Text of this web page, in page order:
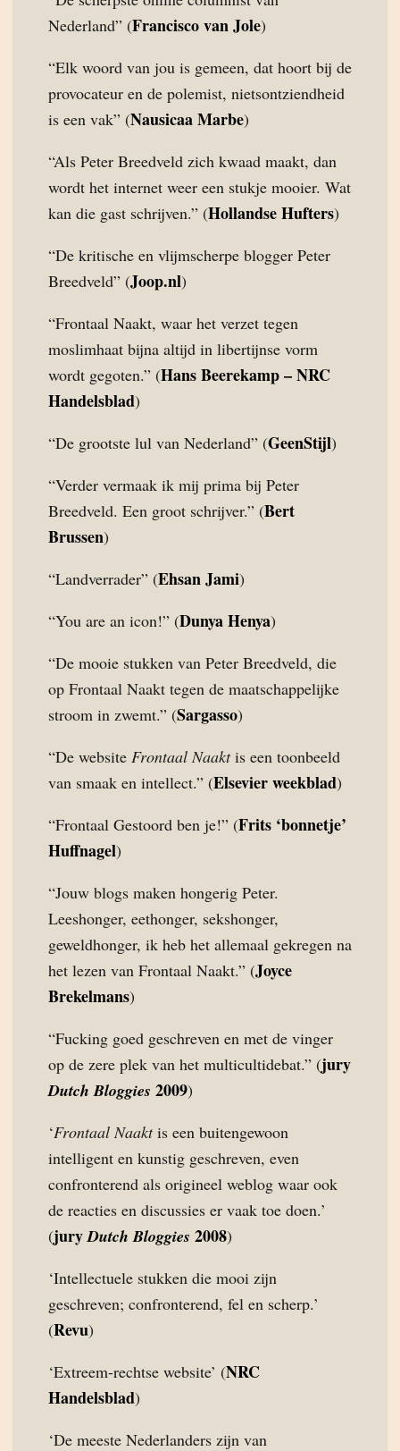
Nederland” (Francisco van Jole)
“Elk woord van jou is gemeen, dat hoort bij de
provocateur en de polemist, nietsontziendheid
is een vak” (Nausicaa Marbe)
“Als Peter Breedveld zich kwaad maakt, dan
wordt het internet weer een stukje mooier. Wat
kan die gast schrijven.” (Hollandse Hufters)
“De kritische en vlijmscherpe blogger Peter
Breedveld” (Joop.nl)
“Frontaal Naakt, waar het verzet tegen
moslimhaat bijna altijd in libertijnse vorm
wordt gegoten.” (Hans Beerekamp – NRC
Handelsblad)
“De grootste lul van Nederland” (GeenStijl)
“Verder vermaak ik mij prima bij Peter
Breedveld. Een groot schrijver.” (Bert
Brussen)
“Landverrader” (Ehsan Jami)
“You are an icon!” (Dunya Henya)
“De mooie stukken van Peter Breedveld, die
op Frontaal Naakt tegen de maatschappelijke
stroom in zwemt.” (Sargasso)
“De website Frontaal Naaktis een toonbeeld
van smaak en intellect.” (Elsevier weekblad)
“Frontaal Gestoord ben je!” (Frits ‘bonnetje’
Huffnagel)
“Jouw blogs maken hongerig Peter.
Leeshonger, eethonger, sekshonger,
geweldhonger, ik heb het allemaal gekregen na
het lezen van Frontaal Naakt.” (Joyce
Brekelmans)
“Fucking goed geschreven en met de vinger
op de zere plek van het multicultidebat.” (jury
Dutch Bloggies 2009)
‘Frontaal Naaktis een buitengewoon
intelligent en kunstig geschreven, even
confronterend als origineel weblog waar ook
de reacties en discussies er vaak toe doen.’
(juryDutch Bloggies 2008)
‘Intellectuele stukken die mooi zijn
geschreven; confronterend, fel en scherp.’
(Revu)
‘Extreem-rechtse website’ (NRC
Handelsblad)
‘De meeste Nederlanders zijn van